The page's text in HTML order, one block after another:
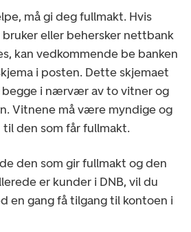
må gi deg fullmakt. Hvis
eller behersker nettbank
kan vedkommende be banken
i posten. Dette skjemaet
begge i nærvær av to vitner og
Vitnene må være myndige og
den som får fullmakt.
den som gir fullmakt og den
er kunder i DNB, vil du
en gang få tilgang til kontoen i